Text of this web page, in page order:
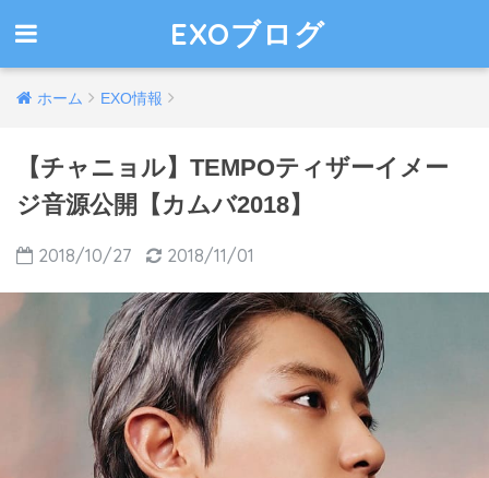
EXOブログ
ホーム EXO情報
【チャニョル】TEMPOティザーイメー
ジ音源公開【カムバ2018】
2018/10/27 2018/11/01